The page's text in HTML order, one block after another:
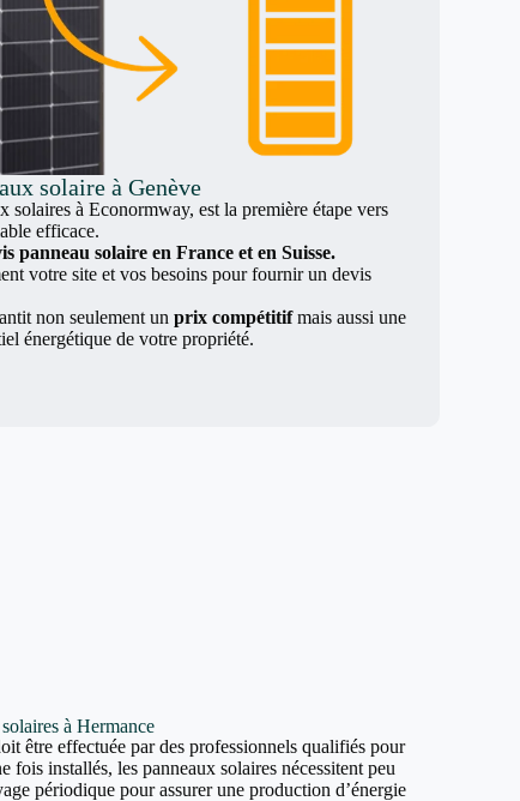
solaire à Genève
solaires à Econormway, est la première étape vers
efficace.
panneau solaire en France et en Suisse.
votre site et vos besoins pour fournir un devis
non seulement un prix compétitifmais aussi une
énergétique de votre propriété.
à Hermance
être effectuée par des professionnels qualifiés pour
fois installés, les panneaux solaires nécessitent peu
périodique pour assurer une production d’énergie